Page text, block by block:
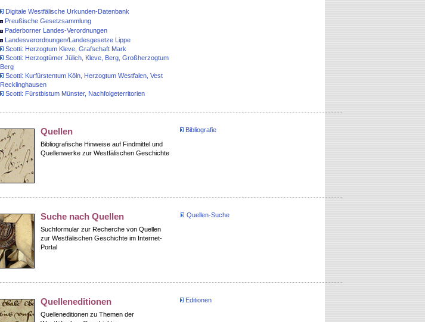
Digitale Westfälische Urkunden-Datenbank
Preußische Gesetzsammlung
Paderborner Landes-Verordnungen
Landesverordnungen/Landesgesetze Lippe
Scotti: Herzogtum Kleve, Grafschaft Mark
Scotti: Herzogtümer Jülich, Kleve, Berg, Großherzogtum
Berg
Scotti: Kurfürstentum Köln, Herzogtum Westfalen, Vest
Recklinghausen
Scotti: Fürstbistum Münster, Nachfolgeterritorien
Quellen
Bibliografische Hinweise auf Findmittel und
Quellenwerke zur Westfälischen Geschichte
Bibliografie
Suche nach Quellen
Suchformular zur Recherche von Quellen
zur Westfälischen Geschichte im Internet-
Portal
Quellen-Suche
Quelleneditionen
Quelleneditionen zu Themen der
Editionen